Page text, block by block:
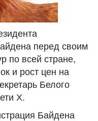
перед своим
по всей стране,
и рост цен на
Белого
Х.
Байдена